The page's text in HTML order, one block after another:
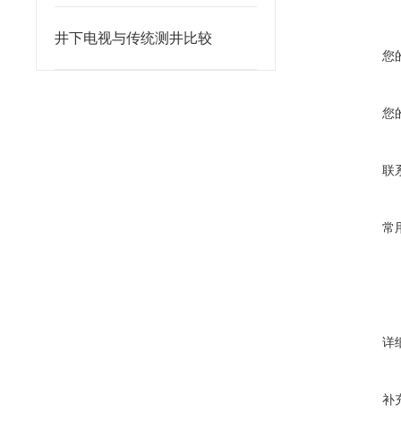
井下电视与传统测井比较
您
您
联
常
详
补